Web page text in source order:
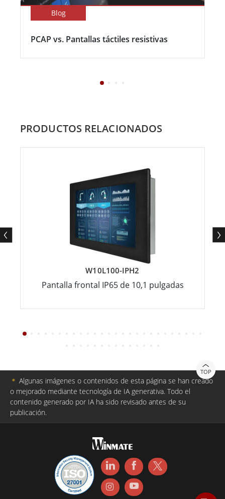
Blog
PCAP vs. Pantallas táctiles resistivas
PRODUCTOS RELACIONADOS
W10L100-IPH2
Pantalla frontal IP65 de 10,1 pulgadas
TOP
＊ Algunas imágenes o contenidos de esta página se han creado
o mejorado mediante tecnología de IA generativa. Todo el
contenido generado por IA ha sido revisado antes de su
publicación.